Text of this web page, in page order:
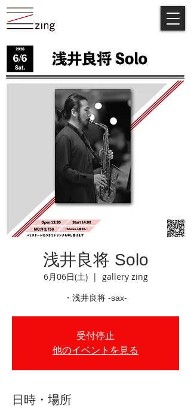
浅井良将 Solo
6月06日(土)
  |
gallery zing
・浅井良将 -sax-
受付停止
他のイベントを見る
日時・場所